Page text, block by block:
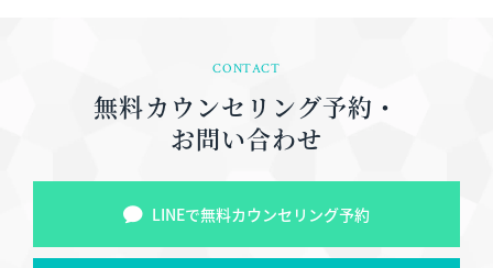
CONTACT
無料カウンセリング予約・
お問い合わせ
LINEで無料カウンセリング予約